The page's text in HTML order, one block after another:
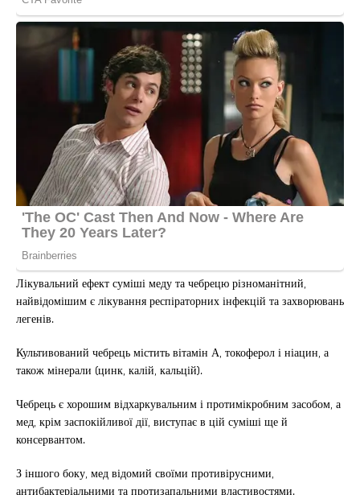
Лікувальний ефект суміші меду та чебрецю різноманітний,
найвідомішим є лікування респіраторних інфекцій та захворювань
легенів.
Культивований чебрець містить вітамін А, токоферол і ніацин, а
також мінерали (цинк, калій, кальцій).
Чебрець є хорошим відхаркувальним і протимікробним засобом, а
мед, крім заспокійливої ​​дії, виступає в цій суміші ще й
консервантом.
З іншого боку, мед відомий своїми противірусними,
антибактеріальними та протизапальними властивостями.